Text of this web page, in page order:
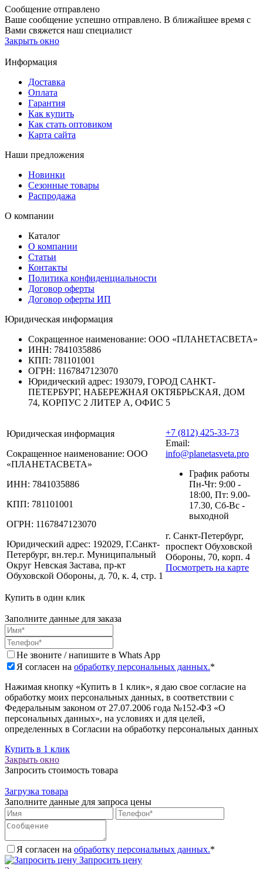
Сообщение отправлено
Ваше сообщение успешно отправлено. В ближайшее время с
Вами свяжется наш специалист
Закрыть окно
Информация
Доставка
Оплата
Гарантия
Как купить
Как стать оптовиком
Карта сайта
Наши предложения
Новинки
Сезонные товары
Распродажа
О компании
Каталог
О компании
Статьи
Контакты
Политика конфиденциальности
Договор оферты
Договор оферты ИП
Юридическая информация
Сокращенное наименование: ООО «ПЛАНЕТАСВЕТА»
ИНН: 7841035886
КПП: 781101001
ОГРН: 1167847123070
Юридический адрес: 193079, ГОРОД САНКТ-
ПЕТЕРБУРГ, НАБЕРЕЖНАЯ ОКТЯБРЬСКАЯ, ДОМ
74, КОРПУС 2 ЛИТЕР А, ОФИС 5
Юридическая информация
Сокращенное наименование: ООО
«ПЛАНЕТАСВЕТА»
ИНН: 7841035886
КПП: 781101001
ОГРН: 1167847123070
Юридический адрес: 192029, Г.Санкт-
Петербург, вн.тер.г. Муниципальный
Округ Невская Застава, пр-кт
Обуховской Обороны, д. 70, к. 4, стр. 1
+7 (812) 425-33-73
Email:
info@planetasveta.pro
График работы
Пн-Чт: 9:00 -
18:00, Пт: 9.00-
17.30, Сб-Вс -
выходной
г. Санкт-Петербург,
проспект Обуховской
Обороны, 70, корп. 4
Посмотреть на карте
Купить в один клик
Заполните данные для заказа
Не звоните / напишите в Whats App
Я согласен на обработку персональных данных.*
Нажимая кнопку «Купить в 1 клик», я даю свое согласие на
обработку моих персональных данных, в соответствии с
Федеральным законом от 27.07.2006 года №152-ФЗ «О
персональных данных», на условиях и для целей,
определенных в Согласии на обработку персональных данных
Купить в 1 клик
Закрыть окно
Запросить стоимость товара
Загрузка товара
Заполните данные для запроса цены
Я согласен на обработку персональных данных.*
Запросить цену